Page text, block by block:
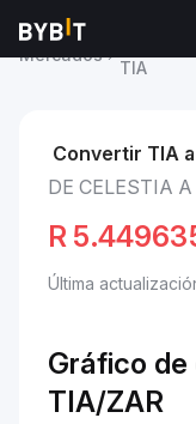
Mercados
TIA
Convertir TIA
DE CELESTIA
R
Última
Gráfico de
TIA/ZAR